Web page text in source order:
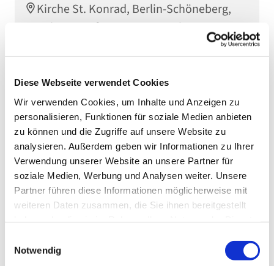
Diese Webseite verwendet Cookies
Wir verwenden Cookies, um Inhalte und Anzeigen zu
personalisieren, Funktionen für soziale Medien anbieten
zu können und die Zugriffe auf unsere Website zu
analysieren. Außerdem geben wir Informationen zu Ihrer
Verwendung unserer Website an unsere Partner für
soziale Medien, Werbung und Analysen weiter. Unsere
Partner führen diese Informationen möglicherweise mit
weiteren Daten zusammen, die Sie ihnen bereitgestellt
Notwendig
Kirche St. Konrad, Berlin-Schöneberg,
Rubensstraße 78, 12157 Berlin